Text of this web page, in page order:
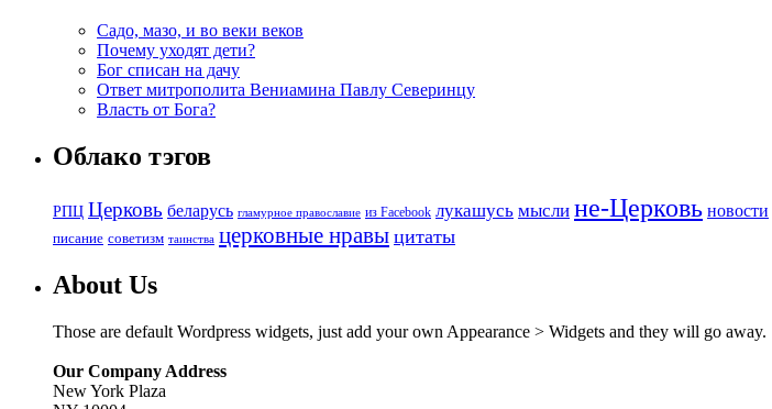
Садо, мазо, и во веки веков
Почему уходят дети?
Бог списан на дачу
Ответ митрополита Вениамина Павлу Северинцу
Власть от Бога?
Облако тэгов
РПЦ Церковь беларусь гламурное православие из Facebook лукашусь мысли не-Церковь новости
писание советизм таинства церковные нравы цитаты
About Us
Those are default Wordpress widgets, just add your own Appearance > Widgets and they will go away.
Our Company Address
New York Plaza